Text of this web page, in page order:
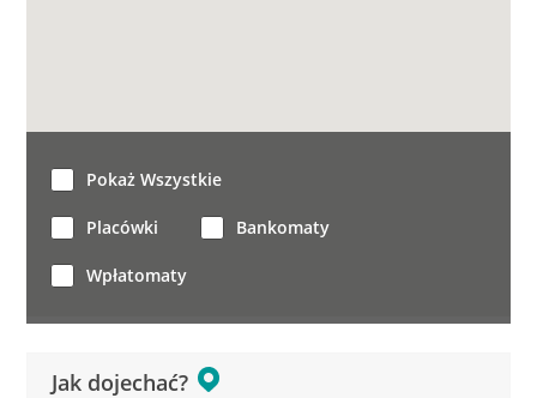
Jak dojechać?
Pokaż Wszystkie
Placówki Bankomaty
Wpłatomaty